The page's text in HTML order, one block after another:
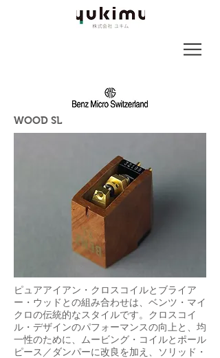
WOOD SL
ピュアアイアン・クロスコイルとブライア
ー・ウッドとの組み合わせは、ベンツ・マイ
クロの伝統的なスタイルです。クロスコイ
ル・デザインのパフォーマンスの向上と、均
一性のために、ムービング・コイルとポール
ピース／ダンパーに改良を加え、ソリッド・